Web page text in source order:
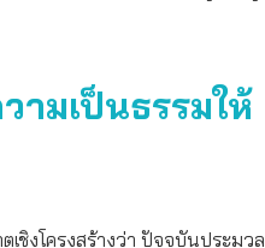
ามเป็นธรรมให้
ชิงโครงสร้างว่า ปัจจุบันประมวล